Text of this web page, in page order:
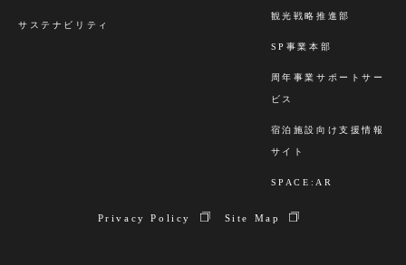
様ご自身の個人情報を開示・訂正・削除を請求される
場合は、お問い合わせフォームにてご連絡をお願いい
なお、本手続きをするにあたり、手数料は徴収いたし
ませんが、お客様が本人であることを確認させていた
７．個人情報の提供について同意の任意性
て入力内容の確認ページへ移動します。
サステナビリティ
観光戦略推進部
SP事業本部
周年事業サポートサー
ビス
宿泊施設向け支援情報
サイト
SPACE:AR
Privacy Policy Site Map